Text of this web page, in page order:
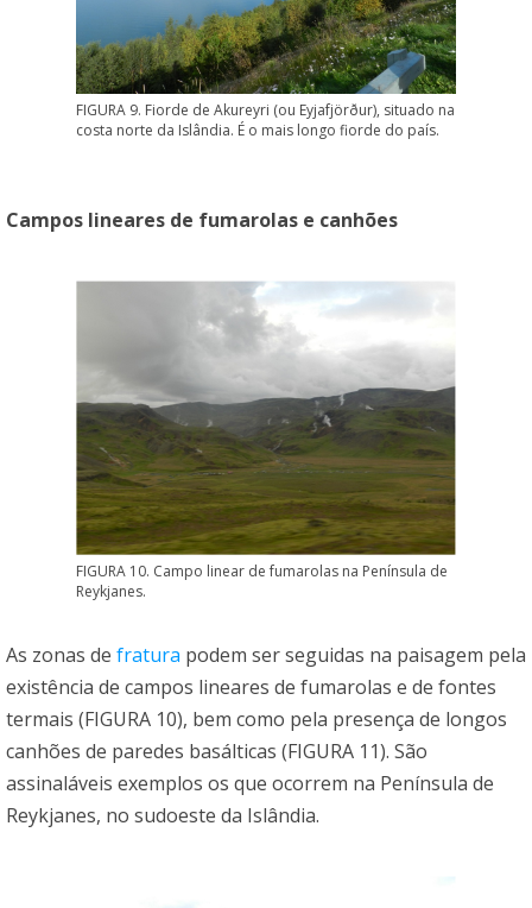
FIGURA 9. Fiorde de Akureyri (ou Eyjafjörður), situado na
costa norte da Islândia. É o mais longo fiorde do país.
Campos lineares de fumarolas e canhões
FIGURA 10. Campo linear de fumarolas na Península de
Reykjanes.
As zonas de fratura podem ser seguidas na paisagem pela
existência de campos lineares de fumarolas e de fontes
termais (FIGURA 10), bem como pela presença de longos
canhões de paredes basálticas (FIGURA 11). São
assinaláveis exemplos os que ocorrem na Península de
Reykjanes, no sudoeste da Islândia.